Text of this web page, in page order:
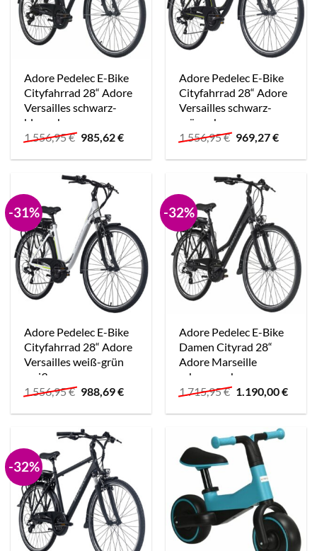
Adore Pedelec E-Bike
Cityfahrrad 28“ Adore
Versailles schwarz-
blau schwarz
1.556,95€ Ursprünglicher
Preis
war:
985,62€Aktueller
ist:
Adore Pedelec E-Bike
Cityfahrrad 28“ Adore
Versailles schwarz-
grün schwarz
1.556,95€ Ursprünglicher
Preis
war:
969,27€
ist:
-31%
Adore Pedelec E-Bike
Cityfahrrad 28“ Adore
Versailles weiß-grün
weiß
1.556,95€ Ursprünglicher
Preis
war:
988,69€Aktueller
ist:
-32%
Adore Pedelec E-Bike
Damen Cityrad 28“
Adore Marseille
schwarz schwarz
1.715,95€ Ursprünglicher
war:
1.715,95 €
1.190,00€
ist:
-32%